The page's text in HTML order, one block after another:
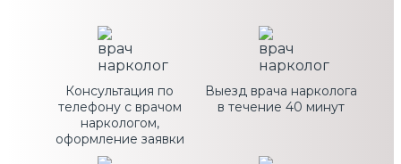
Консультация по
телефону с врачом
наркологом,
оформление заявки
Выезд врача нарколога
в течение 40 минут